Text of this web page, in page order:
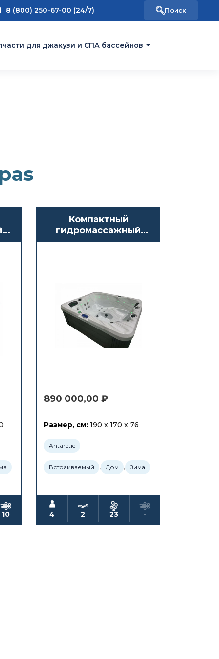
8 (800) 250-67-00 (24/7)
для джакузи и СПА бассейнов
10
Компактный
гидромассажный
бассейн СПА
890 000,00₽
Размер, см: 190 x 170 x 76
Antarctic
Встраиваемый , Дом , Зима
4 2 23 -